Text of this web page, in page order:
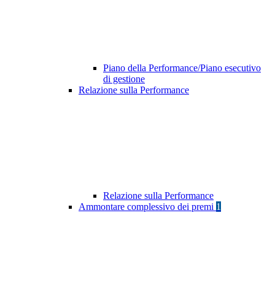
Piano della Performance/Piano esecutivo
di gestione
Relazione sulla Performance
Relazione sulla Performance
Ammontare complessivo dei premi 1